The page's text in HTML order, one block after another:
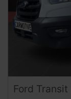
Ford Transit